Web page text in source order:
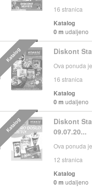
16 stranica
Katalog
0 m udaljeno
Diskont
Ova ponuda
16 stranica
Katalog
0 m udaljeno
Katalog
Diskont
09.07.20...
Ova ponuda
12 stranica
Katalog
0 m udaljeno
Katalog